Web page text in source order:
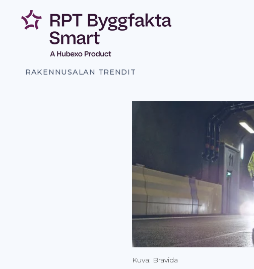
sisältöön
RAKENNUSALAN TRENDIT
Kuva: Bravida